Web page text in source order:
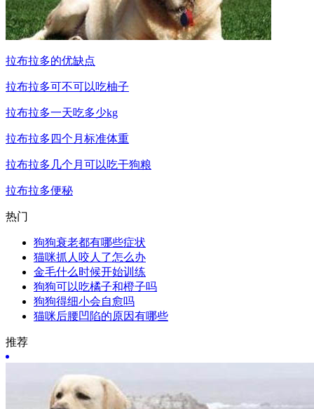
拉布拉多的优缺点
拉布拉多可不可以吃柚子
拉布拉多一天吃多少kg
拉布拉多四个月标准体重
拉布拉多几个月可以吃干狗粮
拉布拉多便秘
热门
狗狗衰老都有哪些症状
猫咪抓人咬人了怎么办
金毛什么时候开始训练
狗狗可以吃橘子和橙子吗
狗狗得细小会自愈吗
猫咪后腰凹陷的原因有哪些
推荐